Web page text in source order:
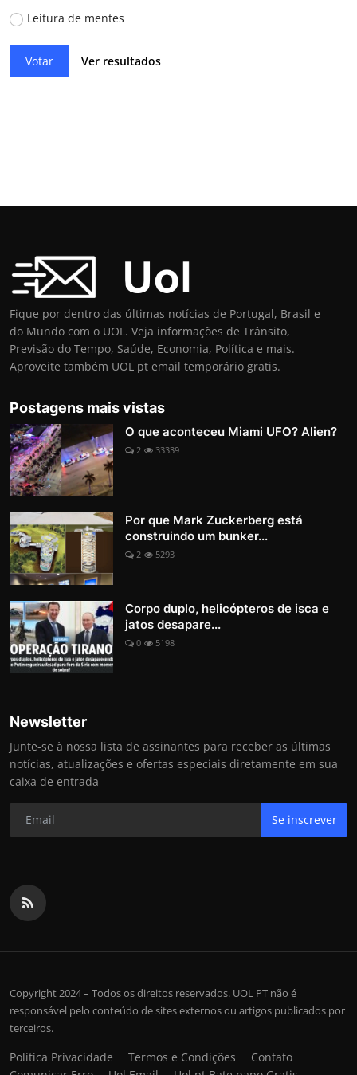
Leitura de mentes
Votar Ver resultados
Fique por dentro das últimas notícias de Portugal, Brasil e
do Mundo com o UOL. Veja informações de Trânsito,
Previsão do Tempo, Saúde, Economia, Política e mais.
Aproveite também UOL pt email temporário gratis.
Postagens mais vistas
O que aconteceu Miami UFO? Alien?
2 33339
Por que Mark Zuckerberg está
construindo um bunker...
2 5293
Corpo duplo, helicópteros de isca e
jatos desapare...
0 5198
Newsletter
Junte-se à nossa lista de assinantes para receber as últimas
notícias, atualizações e ofertas especiais diretamente em sua
caixa de entrada
Se inscrever
Copyright 2024 – Todos os direitos reservados. UOL PT não é
responsável pelo conteúdo de sites externos ou artigos publicados por
terceiros.
Política Privacidade Termos e Condições
Contato